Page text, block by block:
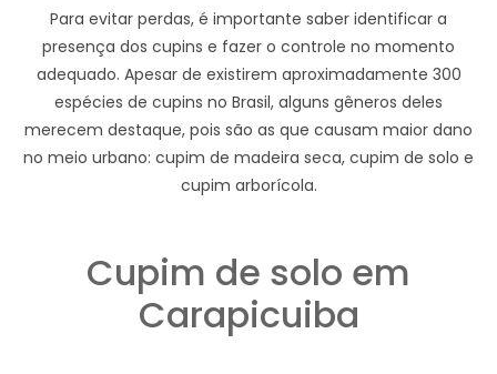
Para evitar perdas, é importante saber identificar a
presença dos cupins e fazer o controle no momento
adequado. Apesar de existirem aproximadamente 300
espécies de cupins no Brasil, alguns gêneros deles
merecem destaque, pois são as que causam maior dano
no meio urbano: cupim de madeira seca, cupim de solo e
cupim arborícola.
Cupim de solo em
Carapicuiba